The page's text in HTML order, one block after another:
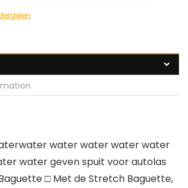
water water water water
water geven spuit voor autolas
□ Met de Stretch Baguette,